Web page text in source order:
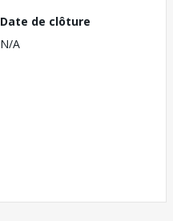
Date de clôture
N/A